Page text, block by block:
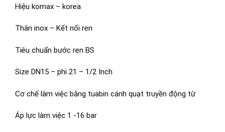
Hiệu komax – korea
Thân inox – Kết nối ren
Tiêu chuẩn bước ren BS
Size DN15 – phi 21 – 1/2 Inch
Cơ chế làm việc bằng tuabin cánh quạt truyền động từ
Áp lực làm việc 1 -16 bar